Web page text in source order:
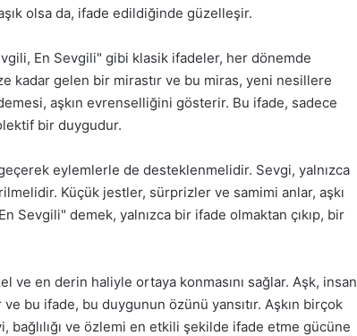
olsa da, ifade edildiğinde güzelleşir.
En Sevgili" gibi klasik ifadeler, her dönemde
kadar gelen bir mirastır ve bu miras, yeni nesillere
aşkın evrenselliğini gösterir. Bu ifade, sadece
bir duygudur.
eylemlerle de desteklenmelidir. Sevgi, yalnızca
Küçük jestler, sürprizler ve samimi anlar, aşkı
Sevgili" demek, yalnızca bir ifade olmaktan çıkıp, bir
ve en derin haliyle ortaya konmasını sağlar. Aşk, insan
bu ifade, bu duygunun özünü yansıtır. Aşkın birçok
bağlılığı ve özlemi en etkili şekilde ifade etme gücüne